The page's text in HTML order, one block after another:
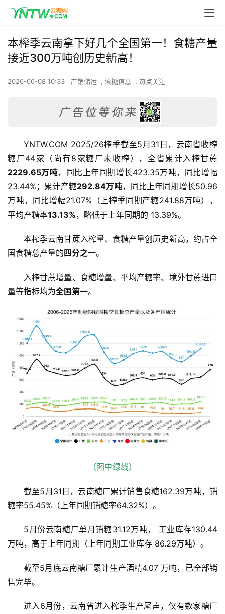
本榨季云南拿下好几个全国第一！食糖产量
接近300万吨创历史新高！
2026-06-08 10:33 产销储运 , 滇糖信息 , 热点关注
YNTW.COM 2025/26榨季截至5月31日，云南省收榨
糖厂44家（尚有8家糖厂未收榨），全省累计入榨甘蔗
2229.65万吨，同比上年同期增长423.35万吨，同比增幅
23.44%；累计产糖292.84万吨，同比上年同期增长50.96
万吨，同比增幅21.07%（上榨季同期产糖241.88万吨），
平均产糖率13.13%，略低于上年同期的 13.39%。
本榨季云南甘蔗入榨量、食糖产量创历史新高，约占全
国食糖总产量的四分之一。
入榨甘蔗增量、食糖增量、平均产糖率、境外甘蔗进口
量等指标均为全国第一。
（图中绿线）
截至5月31日，云南糖厂累计销售食糖162.39万吨，销
糖率55.45%（上年同期销糖率64.32%）。
5月份云南糖厂单月销糖31.12万吨， 工业库存130.44
万吨，高于上年同期（上年同期工业库存 86.29万吨）。
截至5月底云南糖厂累计生产酒精4.07 万吨，已全部销
售完毕。
进入6月份，云南省进入榨季生产尾声，仅有数家糖厂